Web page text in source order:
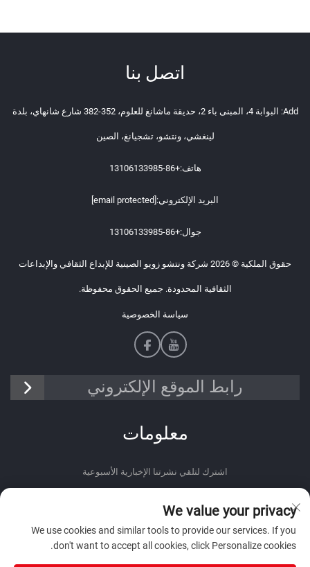
اتصل بنا
Add: البوابة 4، المبنى باء 2، حديقة ماشانغ للعلوم، 352-382 شارع شانهاي، بلدة
لينغشي، ونتشو، تشجيانغ، الصين
هاتف:+86-13106133985
البريد الإلكتروني:[email protected]
جوال:+86-13106133985
حقوق الملكية © 2026 شركة ونتشو زويو الصينية للإبداع الثقافي والإبداعات
الثقافية المحدودة. جميع الحقوق محفوظة.
سياسة الخصوصية
رابط الموقع الإلكتروني
معلومات
اشترك لتلقي نشرتنا الإخبارية الأسبوعية
We value your privacy
We use cookies and similar tools to provide our services. If you
don't want to accept all cookies, click Personalize cookies.